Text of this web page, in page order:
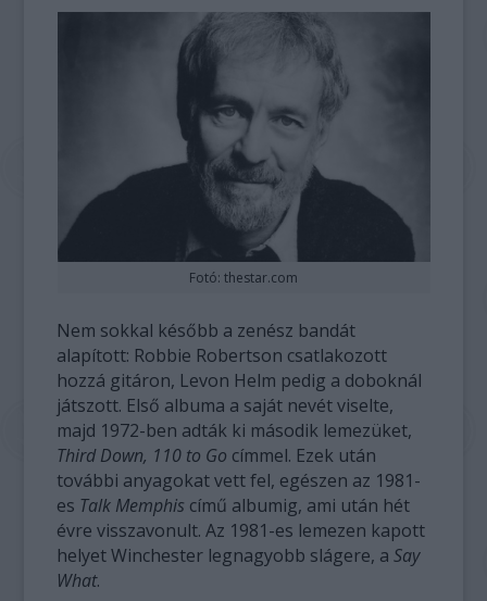
Fotó: thestar.com
Nem sokkal később a zenész bandát
alapított: Robbie Robertson csatlakozott
hozzá gitáron, Levon Helm pedig a doboknál
játszott. Első albuma a saját nevét viselte,
majd 1972-ben adták ki második lemezüket,
Third Down, 110 to Go címmel. Ezek után
további anyagokat vett fel, egészen az 1981-
es Talk Memphis című albumig, ami után hét
évre visszavonult. Az 1981-es lemezen kapott
helyet Winchester legnagyobb slágere, aSay
What.